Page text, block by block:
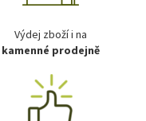
Výdej zboží i na
kamenné prodejně